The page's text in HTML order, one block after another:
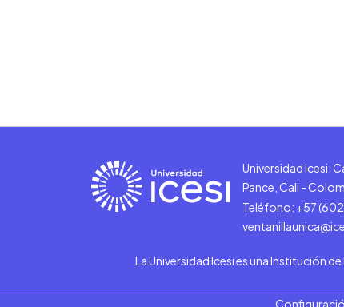
Universidad Icesi:
Pance, Cali -
Teléfono: +57
La Universidad Icesi es una Institución